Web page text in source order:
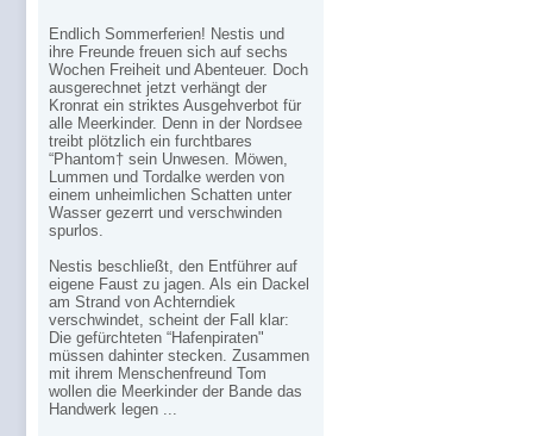
Endlich Sommerferien! Nestis und
ihre Freunde freuen sich auf sechs
Wochen Freiheit und Abenteuer. Doch
ausgerechnet jetzt verhängt der
Kronrat ein striktes Ausgehverbot für
alle Meerkinder. Denn in der Nordsee
treibt plötzlich ein furchtbares
“Phantom† sein Unwesen. Möwen,
Lummen und Tordalke werden von
einem unheimlichen Schatten unter
Wasser gezerrt und verschwinden
spurlos.
Nestis beschließt, den Entführer auf
eigene Faust zu jagen. Als ein Dackel
am Strand von Achterndiek
verschwindet, scheint der Fall klar:
Die gefürchteten “Hafenpiraten"
müssen dahinter stecken. Zusammen
mit ihrem Menschenfreund Tom
wollen die Meerkinder der Bande das
Handwerk legen ...